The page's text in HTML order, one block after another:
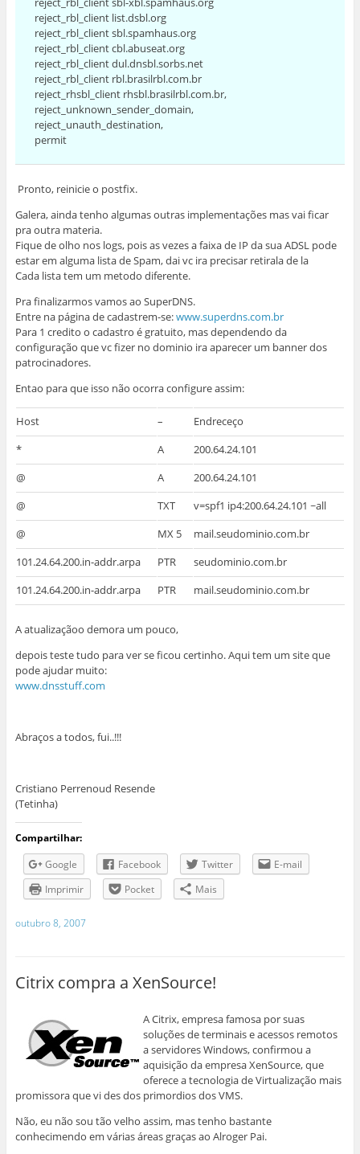
reject_rbl_client list.dsbl.org
reject_rbl_client sbl.spamhaus.org
reject_rbl_client cbl.abuseat.org
reject_rbl_client dul.dnsbl.sorbs.net
reject_rbl_client rbl.brasilrbl.com.br
reject_rhsbl_client rhsbl.brasilrbl.com.br,
reject_unknown_sender_domain,
reject_unauth_destination,
permit
Pronto, reinicie o postfix.
Galera, ainda tenho algumas outras implementações mas vai ficar
pra outra materia.
Fique de olho nos logs, pois as vezes a faixa de IP da sua ADSL pode
estar em alguma lista de Spam, dai vc ira precisar retirala de la
Cada lista tem um metodo diferente.
Pra finalizarmos vamos ao SuperDNS.
Entre na página de cadastrem-se:www.superdns.com.br
Para 1 credito o cadastro é gratuito, mas dependendo da
configuração que vc fizer no dominio ira aparecer um banner dos
patrocinadores.
Entao para que isso não ocorra configure assim:
Host –
Endreceço
*
A
200.64.24.101
@
A
200.64.24.101
@
TXT v=spf1 ip4:200.64.24.101 ~all
@
MX 5
mail.seudominio.com.br
101.24.64.200.in-addr.arpa
PTR
seudominio.com.br
101.24.64.200.in-addr.arpa
PTR mail.seudominio.com.br
A atualizaçãoo demora um pouco,
depois teste tudo para ver se ficou certinho. Aqui tem um site que
pode ajudar muito:
www.dnsstuff.com
Abraços a todos, fui..!!!
Cristiano Perrenoud Resende
(Tetinha)
Compartilhar:
Google
Facebook Twitter
E-mail
Imprimir
Pocket Mais
outubro 8, 2007
Citrix compra a XenSource!
A Citrix, empresa famosa por suas
soluções de terminais e acessos remotos
a servidores Windows, confirmou a
aquisição da empresa XenSource, que
oferece a tecnologia de Virtualização mais
promissora que vi des dos primordios dos VMS.
Não, eu não sou tão velho assim, mas tenho bastante
conhecimendo em várias áreas graças ao Alroger Pai.